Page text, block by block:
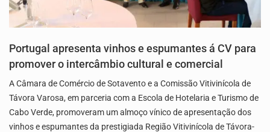
Portugal apresenta vinhos e espumantes á CV para
promover o intercâmbio cultural e comercial
A Câmara de Comércio de Sotavento e a Comissão Vitivinícola de
Távora Varosa, em parceria com a Escola de Hotelaria e Turismo de
Cabo Verde, promoveram um almoço vínico de apresentação dos
vinhos e espumantes da prestigiada Região Vitivinícola de Távora-